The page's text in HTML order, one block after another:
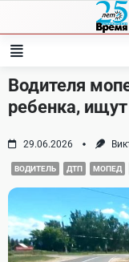
content
Водителя
ребенка,
29.06.2026
ВОДИТЕЛЬ ДТП МОПЕД